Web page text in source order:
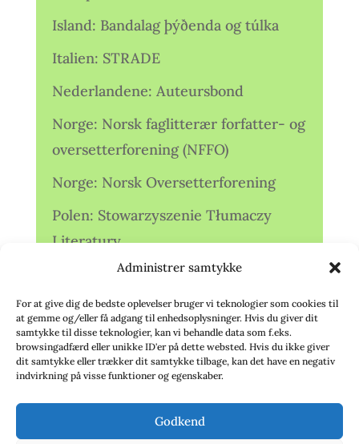
Administrer samtykke
For at give dig de bedste oplevelser bruger vi teknologier som cookies til
at gemme og/eller få adgang til enhedsoplysninger. Hvis du giver dit
samtykke til disse teknologier, kan vi behandle data som f.eks.
browsingadfærd eller unikke ID'er på dette websted. Hvis du ikke giver
dit samtykke eller trækker dit samtykke tilbage, kan det have en negativ
indvirkning på visse funktioner og egenskaber.
Godkend
Island: Bandalag þýðenda og túlka
Italien: STRADE
Nederlandene: Auteursbond
Norge: Norsk faglitterær forfatter- og
oversetterforening (NFFO)
Norge: Norsk Oversetterforening
Polen: Stowarzyszenie Tłumaczy
Literatury
Storbritannien: Translators
Association (TA)
Sverige: Översättarsektionen (Ö.)
Sverige: Översättarcentrum (ÖC)
deutschsprachiger Übersetzer (VdÜ)